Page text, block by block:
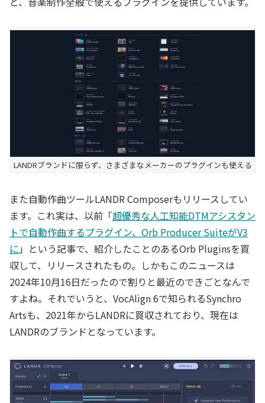
LANDRブランドに限らず、さまざまなメーカーのプラグインも使える
また自動作曲ツールLANDR Composerもリリースしてい
ます。これ実は、以前「超優秀な人工知能DTMアシスタン
トで自動作曲するプラグイン、Orb Producer SuiteがV3
に 」という記事で、紹介したことのあるOrb Pluginsを買
収して、リリースされたもの。しかもこのニュースは
2024年10月16日だったので割りと最近のできごとなんで
すよね。それでいうと、VocAlign 6で知られるSynchro
Artsも、2021年からLANDRに買収されており、現在は
LANDRのブランドとなっています。